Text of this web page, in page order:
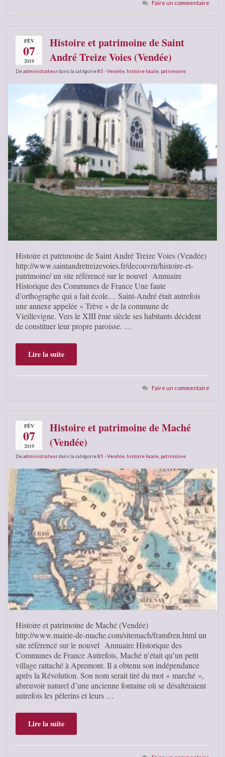
Faire un commentaire
FÉV
07
2019
Histoire et patrimoine de Saint
André Treize Voies (Vendée)
Deadministrateurdans la catégorie85 - Vendée histoire locale patrimoine
Histoire et patrimoine de Saint André Treize Voies (Vendée)
http://www.saintandretreizevoies.fr/decouvrir/histoire-et-
patrimoine/ un site référencé sur le nouvel Annuaire
Historique des Communes de France Une faute
d’orthographe qui a fait école… Saint-André était autrefois
une annexe appelée « Trève » de la commune de
Vieillevigne. Vers le XIII ème siècle ses habitants décident
de constituer leur propre paroisse. …
Lire la suite
Faire un commentaire
FÉV
07
2019
Histoire et patrimoine de Maché
(Vendée)
Deadministrateurdans la catégorie85 - Vendée histoire locale patrimoine
Histoire et patrimoine de Maché (Vendée)
http://www.mairie-de-mache.com/sitemach/framfren.html un
site référencé sur le nouvel Annuaire Historique des
Communes de France Autrefois, Maché n’était qu’un petit
village rattaché à Apremont. Il a obtenu son indépendance
après la Révolution. Son nom serait tiré du mot « marché »,
abreuvoir naturel d’une ancienne fontaine où se désaltéraient
autrefois les pèlerins et leurs …
Lire la suite